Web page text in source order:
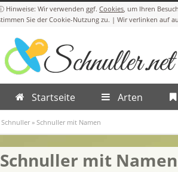
Cookies
Startseite Arten
Schnuller » Schnuller mit Namen
Schnuller mit